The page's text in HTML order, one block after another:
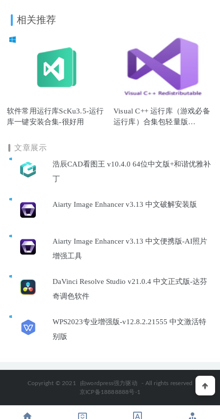
相关推荐
软件常用运行库ScKu3.5-运行
库一键安装合集-很好用
Visual C++ 运行库（游戏必备
运行库）合集包轻量版
文章展示
浩辰CAD看图王 v10.4.0 64位中文版+和谐优雅补
丁
Aiarty Image Enhancer v3.13 中文破解安装版
Aiarty Image Enhancer v3.13 中文便携版-AI照片
增强工具
DaVinci Resolve Studio v21.0.4 中文正式版-达芬
奇调色软件
WPS2023专业增强版-v12.8.2.21555 中文激活特
别版
Copyright © 2021 由wordpress强力驱动
- All rights reserved
京ICP备18888888号-1